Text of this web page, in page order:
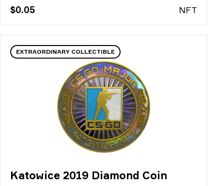
$0.05 NFT
EXTRAORDINARY COLLECTIBLE
Katowice 2019 Diamond Coin